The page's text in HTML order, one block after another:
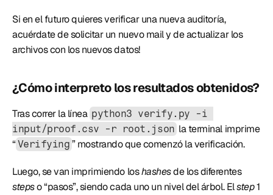
Si en el futuro quieres verificar una nueva auditoría,
acuérdate de solicitar un nuevo mail y de actualizar los
archivos con los nuevos datos!
¿Cómo interpreto los resultados obtenidos?
Tras correr la línea python3 verify.py -i
input/proof.csv -r root.json la terminal imprime
“Verifying ” mostrando que comenzó la verificación.
Luego, se van imprimiendo los hashes
de los diferentes
steps o “pasos”, siendo cada uno un nivel del árbol. El step 1